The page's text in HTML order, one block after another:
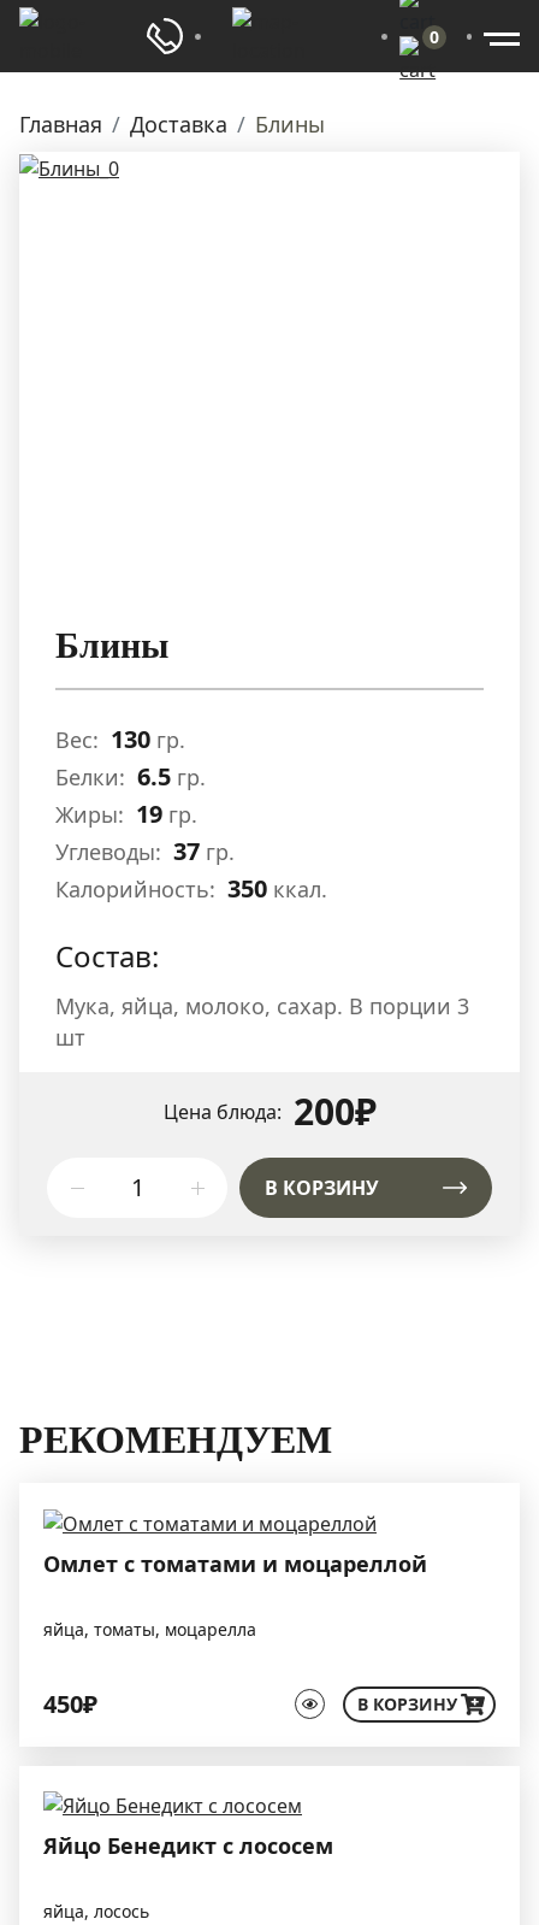
0
Главная Доставка Блины
Блины
Вес: 130 гр.
Белки: 6.5 гр.
Жиры: 19 гр.
Углеводы: 37 гр.
Калорийность: 350 ккал.
Состав:
Мука, яйца, молоко, сахар. В порции 3
шт
Цена блюда: 200₽
В КОРЗИНУ
РЕКОМЕНДУЕМ
Омлет с томатами и моцареллой
яйца, томаты, моцарелла
450₽ В КОРЗИНУ
Яйцо Бенедикт с лососем
яйца, лосось